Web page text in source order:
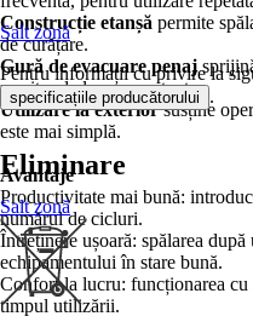
Construcție etanșă permite
de curățare.
Gură de evacuare penaj
un ritm de lucru constant.
Utilizare la exteriorsusține
este mai simplă.
Avantaje
Productivitate mai bună:
numărul de cicluri.
Întreținere ușoară: spălarea
echipamentului în stare bună.
Confort la lucru: funcționarea
timpul utilizării.
Salt zonă
Pentru informații cu privire la
specificațiile producătorului .
Eliminare
Salt zonă